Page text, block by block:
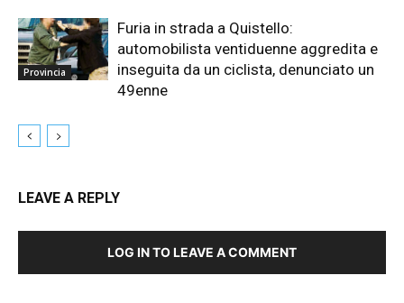
Provincia
Furia in strada a Quistello:
automobilista ventiduenne aggredita e
inseguita da un ciclista, denunciato un
49enne
LEAVE A REPLY
LOG IN TO LEAVE A COMMENT